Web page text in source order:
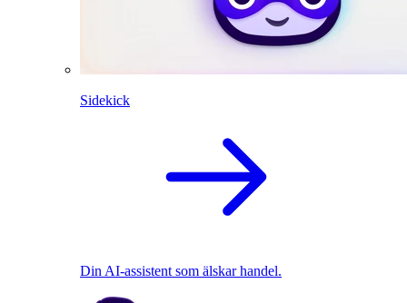
Sidekick
Din AI-assistent som älskar handel.